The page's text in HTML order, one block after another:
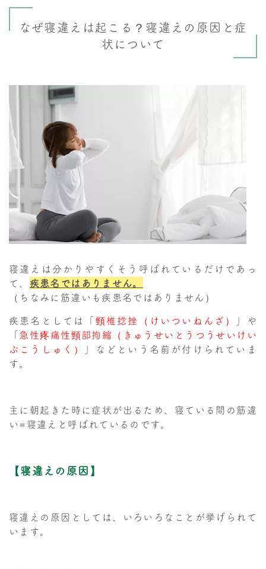
なぜ寝違えは起こる？寝違えの原因と症
状について
寝違えは分かりやすくそう呼ばれているだけであっ
て、 疾患名ではありません。
（ちなみに筋違いも疾患名ではありません）
疾患名としては「頸椎捻挫（けいついねんざ）
」や
「急性疼痛性頸部拘縮（きゅうせいとうつうせいけい
ぶこうしゅく）
」などという名前が付けられていま
す。
主に朝起きた時に症状が出るため、寝ている間の筋違
い=寝違えと呼ばれているのです。
【寝違えの原因】
寝違えの原因としては、いろいろなことが挙げられて
います。